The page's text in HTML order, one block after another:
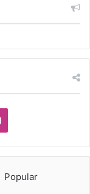
Instagram
Popular